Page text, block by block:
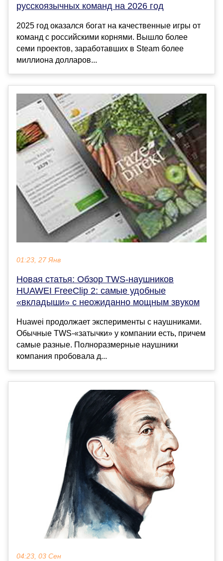
русскоязычных команд на 2026 год
2025 год оказался богат на качественные игры от
команд с российскими корнями. Вышло более
семи проектов, заработавших в Steam более
миллиона долларов...
01:23, 27 Янв
Новая статья: Обзор TWS-наушников
HUAWEI FreeClip 2: самые удобные
«вкладыши» с неожиданно мощным звуком
Huawei продолжает эксперименты с наушниками.
Обычные TWS-«затычки» у компании есть, причем
самые разные. Полноразмерные наушники
компания пробовала д...
04:23, 03 Сен